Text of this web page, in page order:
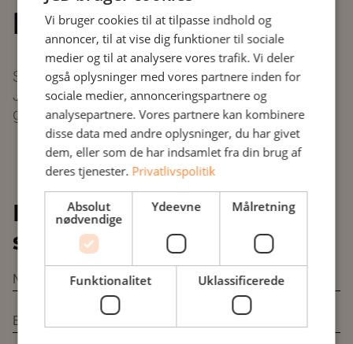
leveret?
Skriv dig op formularen og bliv kontaktet af
JCDs specialister hurtigst muligt for en
gennemgang af dine muligheder.
Bliv kontaktet af JCDs
specialister
Vi bruger cookies til at tilpasse indhold og
annoncer, til at vise dig funktioner til sociale
medier og til at analysere vores trafik. Vi deler
også oplysninger med vores partnere inden for
sociale medier, annonceringspartnere og
analysepartnere. Vores partnere kan kombinere
disse data med andre oplysninger, du har givet
dem, eller som de har indsamlet fra din brug af
deres tjenester. Privatlivspolitik
Absolut
nødvendige
Ydeevne Målretning
Funktionalitet Uklassificerede